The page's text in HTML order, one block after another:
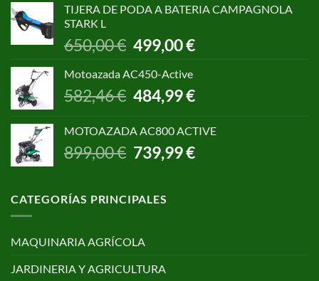
original
299,00 €.
actual
250,00 €.
TIJERA DE PODA A BATERIA CAMPAGNOLA
STARK L
650,00€
El
precio
original
650,00 €.
499,00€El
precio
499,00 €.
Motoazada AC450-Active
582,46€
El
precio
era:
582,46 €.
484,99€El
precio
es:
484,99 €.
MOTOAZADA AC800 ACTIVE
899,00€ El
precio
era:
899,00 €.
739,99€El
precio
CATEGORÍAS PRINCIPALES
MAQUINARIA AGRÍCOLA
JARDINERIA Y AGRICULTURA